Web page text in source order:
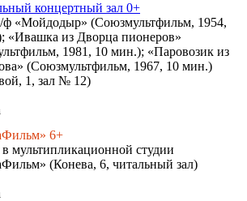
концертный зал 0+
ф «Мойдодыр» (Союзмультфильм, 1954,
«Ивашка из Дворца пионеров»
1981, 10 мин.); «Паровозик из
(Союзмультфильм, 1967, 10 мин.)
1, зал № 12)
6+
в мультипликационной студии
(Конева, 6, читальный зал)